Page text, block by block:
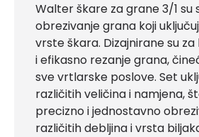
Walter škare za grane 3/1 su
obrezivanje grana koji
vrste škara. Dizajnirane su
i efikasno rezanje grana,
sve vrtlarske poslove. Set
različitih veličina i namjena,
precizno i jednostavno
različitih debljina i vrsta